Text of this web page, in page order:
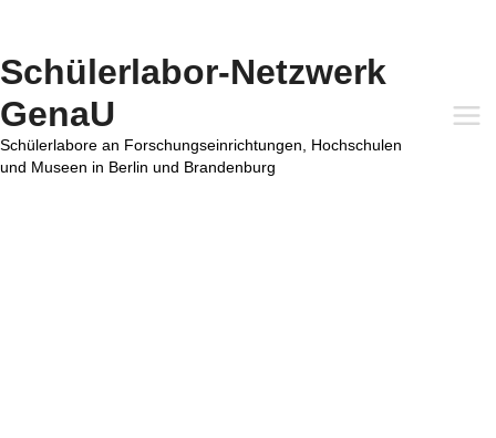
springen
Schülerlabor-Netzwerk
GenaU
Schülerlabore an Forschungseinrichtungen, Hochschulen
und Museen in Berlin und Brandenburg